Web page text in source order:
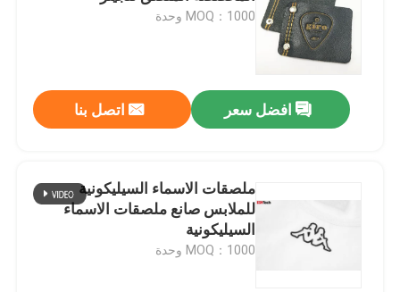
MOQ：1000 وحدة
افضل سعر اتصل بنا
ملصقات الاسماء السيليكونية
للملابس صانع ملصقات الاسماء
السيليكونية
MOQ：1000 وحدة